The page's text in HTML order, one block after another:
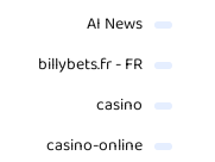
AI News
billybets.fr - FR
casino
casino-online